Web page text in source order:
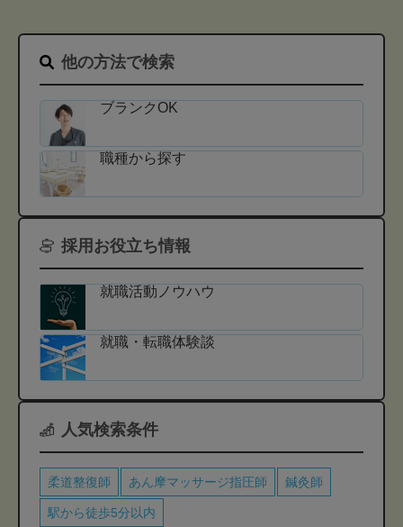
他の方法で検索
ブランクOK
職種から探す
採用お役立ち情報
就職活動ノウハウ
就職・転職体験談
人気検索条件
柔道整復師 あん摩マッサージ指圧師 鍼灸師
駅から徒歩5分以内